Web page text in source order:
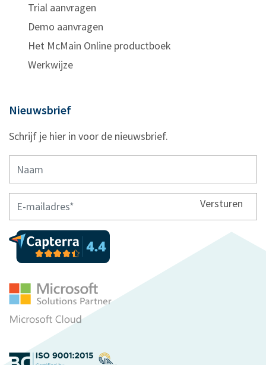
Trial aanvragen
Demo aanvragen
Het McMain Online productboek
Werkwijze
Nieuwsbrief
Schrijf je hier in voor de nieuwsbrief.
Versturen